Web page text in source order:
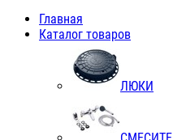
Главная
Каталог товаров
ЛЮКИ